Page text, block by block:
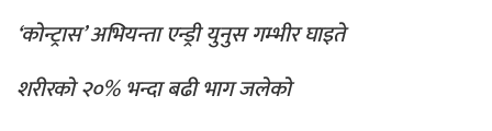
‘कोन्ट्रास’ अभियन्ता एन्ड्री युनुस गम्भीर घाइते
शरीरको २०% भन्दा बढी भाग जलेको